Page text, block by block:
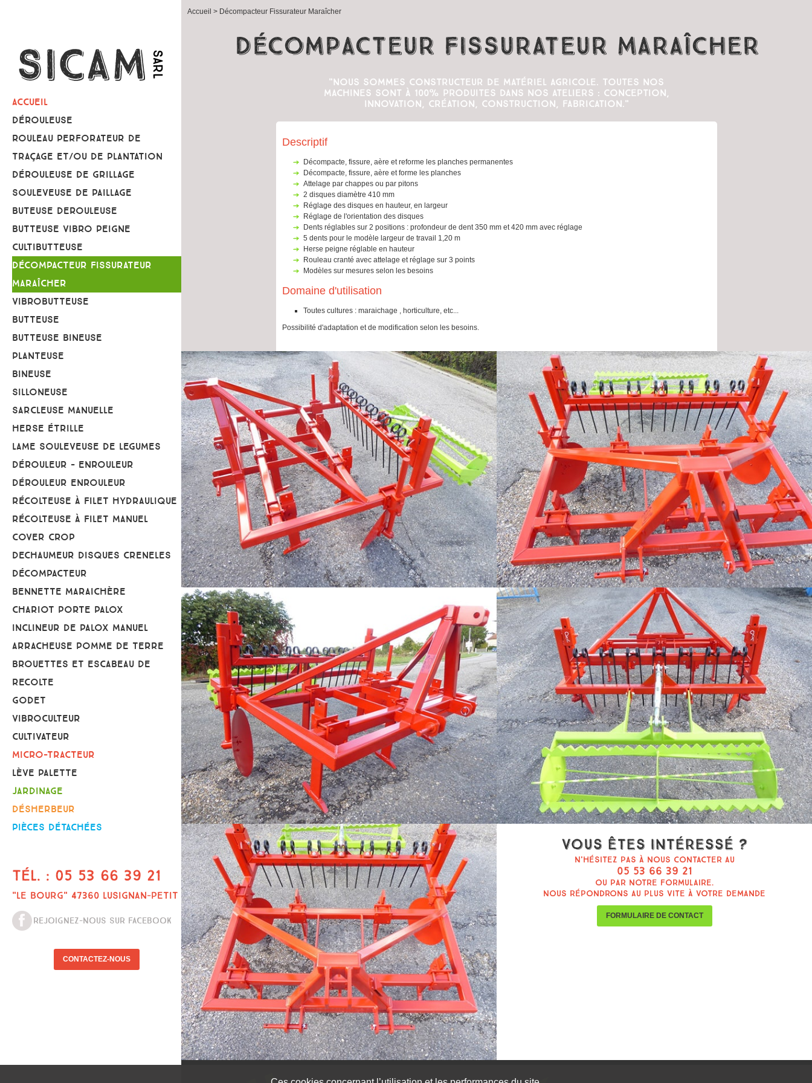
ACCUEIL
DÉROULEUSE
ROULEAU PERFORATEUR DE
TRAÇAGE ET/OU DE PLANTATION
DÉROULEUSE DE GRILLAGE
SOULEVEUSE DE PAILLAGE
BUTEUSE DEROULEUSE
BUTTEUSE VIBRO PEIGNE
CULTIBUTTEUSE
DÉCOMPACTEUR FISSURATEUR
MARAÎCHER
VIBROBUTTEUSE
BUTTEUSE
BUTTEUSE BINEUSE
PLANTEUSE
BINEUSE
SILLONEUSE
SARCLEUSE MANUELLE
HERSE ÉTRILLE
LAME SOULEVEUSE DE LEGUMES
DÉROULEUR - ENROULEUR
DÉROULEUR ENROULEUR
RÉCOLTEUSE À FILET HYDRAULIQUE
RÉCOLTEUSE À FILET MANUEL
COVER CROP
DECHAUMEUR DISQUES CRENELES
DÉCOMPACTEUR
BENNETTE MARAICHÈRE
CHARIOT PORTE PALOX
INCLINEUR DE PALOX MANUEL
ARRACHEUSE POMME DE TERRE
BROUETTES ET ESCABEAU DE
RECOLTE
GODET
VIBROCULTEUR
CULTIVATEUR
MICRO-TRACTEUR
LÈVE PALETTE
JARDINAGE
DÉSHERBEUR
PIÈCES DÉTACHÉES
TÉL. : 05 53 66 39 21
"LE BOURG" 47360 LUSIGNAN-PETIT
REJOIGNEZ-NOUS SUR FACEBOOK
CONTACTEZ-NOUS
Accueil > Décompacteur Fissurateur Maraîcher
Décompacteur Fissurateur Maraîcher
"Nous sommes constructeur de matériel agricole. Toutes nos
machines sont à 100% produites dans nos ateliers : conception,
innovation, création, construction, fabrication."
Descriptif
Décompacte, fissure, aère et reforme les planches permanentes
Décompacte, fissure, aère et forme les planches
attelage par chappes ou par pitons
2 disques diamètre 410 mm
réglage des disques en hauteur, en largeur
réglage de l'orientation des disques
dents réglables sur 2 positions : profondeur de dent 350 mm et 420 mm avec réglage
5 dents pour le modèle largeur de travail 1,20 m
herse peigne réglable en hauteur
rouleau cranté avec attelage et réglage sur 3 points
modèles sur mesures selon les besoins
Domaine d'utilisation
toutes cultures : maraichage , horticulture, etc...
Possibilité d'adaptation et de modification selon les besoins.
Vous êtes intéressé ?
N'hésitez pas à nous contacter au
05 53 66 39 21
ou par notre formulaire.
Nous répondrons au plus vite à votre demande
FORMULAIRE DE CONTACT